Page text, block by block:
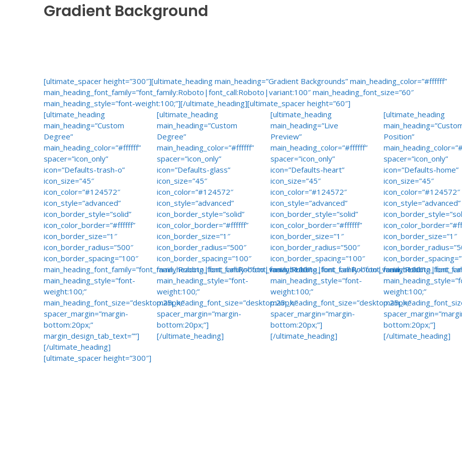
Gradient Background
[ultimate_spacer height=”300″][ultimate_heading main_heading=”Gradient Backgrounds” main_heading_color=”#ffffff”
main_heading_font_family=”font_family:Roboto|font_call:Roboto|variant:100″ main_heading_font_size=”60″
main_heading_style=”font-weight:100;”][/ultimate_heading][ultimate_spacer height=”60″]
[ultimate_heading
main_heading=”Custom
Degree”
main_heading_color=”#ffffff”
spacer=”icon_only”
icon=”Defaults-trash-o”
icon_size=”45″
icon_color=”#124572″
icon_style=”advanced”
icon_border_style=”solid”
icon_color_border=”#ffffff”
icon_border_size=”1″
icon_border_radius=”500″
icon_border_spacing=”100″
main_heading_font_family=”font_family:Roboto|font_call:Roboto|variant:100″
main_heading_style=”font-
weight:100;”
main_heading_font_size=”desktop:25px;”
spacer_margin=”margin-
bottom:20px;”
margin_design_tab_text=””]
[/ultimate_heading]
[ultimate_heading
main_heading=”Custom
Degree”
main_heading_color=”#ffffff”
spacer=”icon_only”
icon=”Defaults-glass”
icon_size=”45″
icon_color=”#124572″
icon_style=”advanced”
icon_border_style=”solid”
icon_color_border=”#ffffff”
icon_border_size=”1″
icon_border_radius=”500″
icon_border_spacing=”100″
main_heading_font_family=”font_family:Roboto|font_call:Roboto|variant:100″
main_heading_style=”font-
weight:100;”
main_heading_font_size=”desktop:25px;”
spacer_margin=”margin-
bottom:20px;”]
[/ultimate_heading]
[ultimate_heading
main_heading=”Live
Preview”
main_heading_color=”#ffffff”
spacer=”icon_only”
icon=”Defaults-heart”
icon_size=”45″
icon_color=”#124572″
icon_style=”advanced”
icon_border_style=”solid”
icon_color_border=”#ffffff”
icon_border_size=”1″
icon_border_radius=”500″
icon_border_spacing=”100″
main_heading_style=”font-
weight:100;”
main_heading_font_size=”desktop:25px;”
spacer_margin=”margin-
bottom:20px;”]
[/ultimate_heading]
[ultimate_heading
Position”
spacer=”icon_only”
icon=”Defaults-home”
icon_size=”45″
icon_color=”#124572″
icon_style=”advanced”
icon_border_size=”1″
weight:100;”
bottom:20px;”]
[/ultimate_heading]
[ultimate_spacer height=”300″]